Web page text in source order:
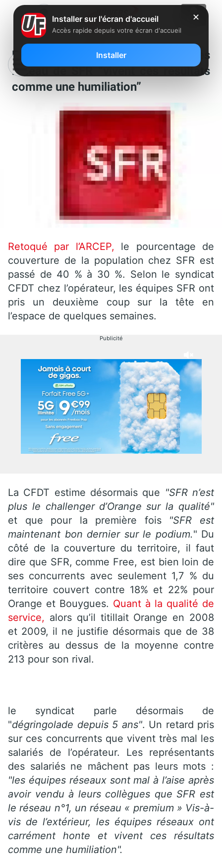
Enquêtes ARCEP : les équipes
réseau de SFR “vivent ces résultats
comme une humiliation”
Retoqué par l’ARCEP, le pourcentage de
couverture de la population chez SFR est
passé de 40 % à 30 %. Selon le syndicat
CFDT chez l’opérateur, les équipes SFR ont
pris un deuxième coup sur la tête en
l’espace de quelques semaines.
Publicité
La CFDT estime désormais que "SFR n’est
plus le challenger d’Orange sur la qualité"
et que pour la première fois"SFR est
maintenant bon dernier sur le podium." Du
côté de la couverture du territoire, il faut
dire que SFR, comme Free, est bien loin de
ses concurrents avec seulement 1,7 % du
territoire couvert contre 18% et 22% pour
Orange et Bouygues. Quant à la qualité de
service, alors qu’il titillait Orange en 2008
et 2009, il ne justifie désormais que de 38
critères au dessus de la moyenne contre
213 pour son rival.
le syndicat parle désormais de
"dégringolade depuis 5 ans". Un retard pris
sur ces concurrents que vivent très mal les
salariés de l’opérateur. Les représentants
des salariés ne mâchent pas leurs mots :
"les équipes réseaux sont mal à l’aise après
avoir vendu à leurs collègues que SFR est
le réseau n°1, un réseau « premium » Vis-à-
vis de l’extérieur, les équipes réseaux ont
carrément honte et vivent ces résultats
comme une humiliation".
✕
Installer sur l'écran d'accueil
Accès rapide depuis votre écran d'accueil
Installer